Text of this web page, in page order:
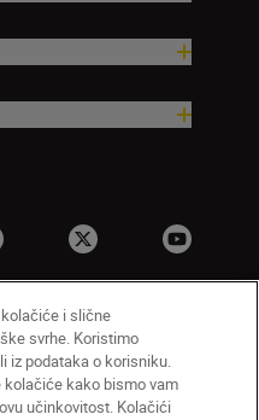
zaštiti privatnosti
kolačićima
kolačiće i slične
svrhe. Koristimo
iz podataka o korisniku.
kako bismo vam
učinkovitost. Kolačići